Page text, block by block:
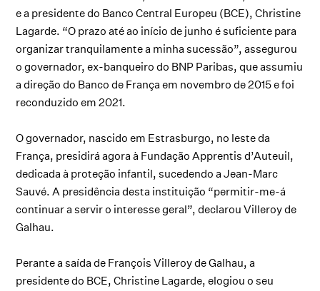
e a presidente do Banco Central Europeu (BCE), Christine
Lagarde. “O prazo até ao início de junho é suficiente para
organizar tranquilamente a minha sucessão”, assegurou
o governador, ex-banqueiro do BNP Paribas, que assumiu
a direção do Banco de França em novembro de 2015 e foi
reconduzido em 2021.
O governador, nascido em Estrasburgo, no leste da
França, presidirá agora à Fundação Apprentis d’Auteuil,
dedicada à proteção infantil, sucedendo a Jean-Marc
Sauvé. A presidência desta instituição “permitir-me-á
continuar a servir o interesse geral”, declarou Villeroy de
Galhau.
Perante a saída de François Villeroy de Galhau, a
presidente do BCE, Christine Lagarde, elogiou o seu